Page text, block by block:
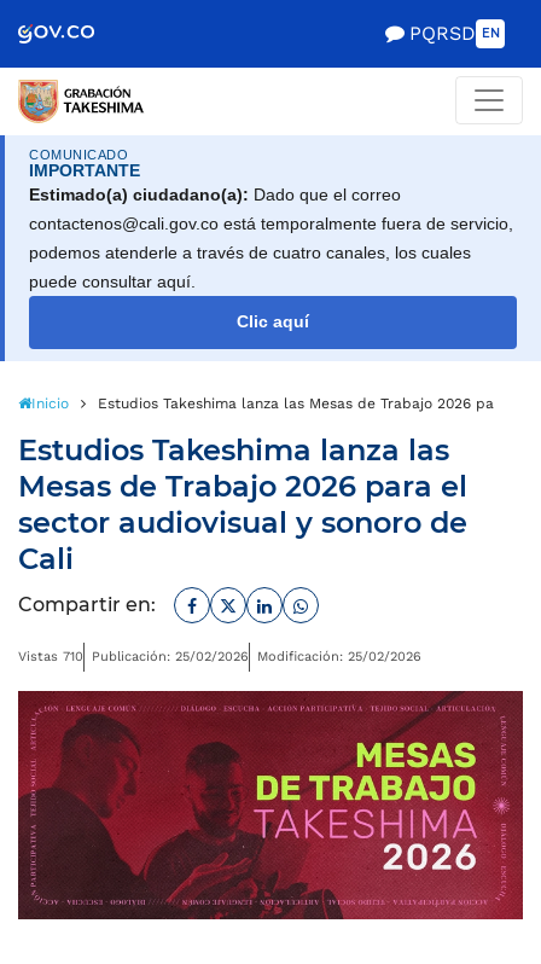
de Gobierno
PQRSD EN
COMUNICADO
IMPORTANTE
Estimado(a) ciudadano(a): Dado que el correo
contactenos@cali.gov.co está temporalmente fuera de servicio,
podemos atenderle a través de cuatro canales, los cuales
puede consultar aquí.
Clic aquí
Inicio Estudios Takeshima lanza las Mesas de Trabajo 2026 para el
Estudios Takeshima lanza las
Mesas de Trabajo 2026 para el
sector audiovisual y sonoro de
Cali
Compartir en: Facebook
TwitterLinkedinWhatsapp
Vistas 710 Publicación: 25/02/2026 Modificación: 25/02/2026